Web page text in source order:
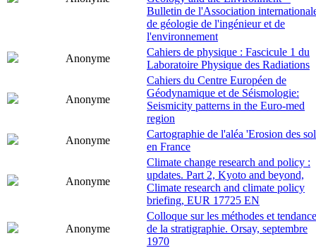
Bulletin de l'Association
de géologie de l'ingénieur et de
l'environnement
Anonyme
Cahiers de physique : Fascicule 1 du
Laboratoire Physique des Radiations
Anonyme
Cahiers du Centre Européen de
Géodynamique et de Séismologie:
Seismicity patterns in the Euro-med
region
Anonyme
Cartographie de l'aléa 'Erosion des
en France
Anonyme
Climate change research and policy :
updates. Part 2, Kyoto and beyond,
Climate research and climate policy
briefing, EUR 17725 EN
Anonyme
Colloque sur les méthodes et
de la stratigraphie. Orsay, septembre
1970